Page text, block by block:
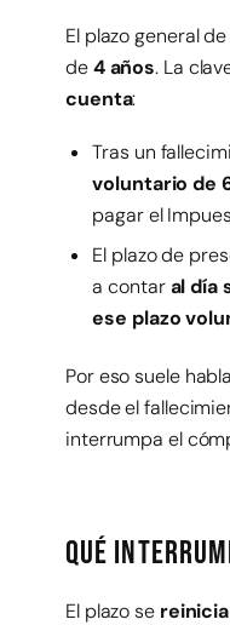
El plazo general
de4 años. La
cuenta:
Tras un
voluntario de
pagar el
El plazo de
a contaral día
ese plazo
Por eso suele
desde el
interrumpa el
Qué
El plazo se